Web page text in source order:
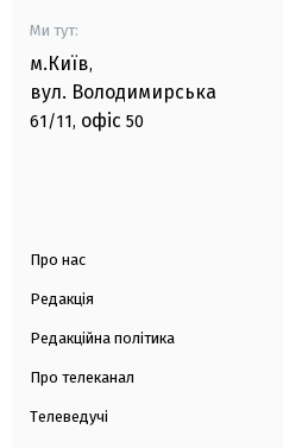
Ми тут:
м.Київ,
вул. Володимирська
61/11, офіс 50
Про нас
Редакція
Редакційна політика
Про телеканал
Телеведучі